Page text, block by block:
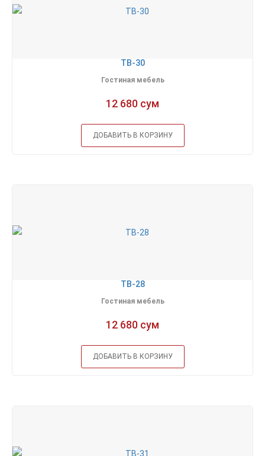
ТВ-30
Гостиная мебель
12 680 сум
ДОБАВИТЬ В КОРЗИНУ
ТВ-28
Гостиная мебель
12 680 сум
ДОБАВИТЬ В КОРЗИНУ